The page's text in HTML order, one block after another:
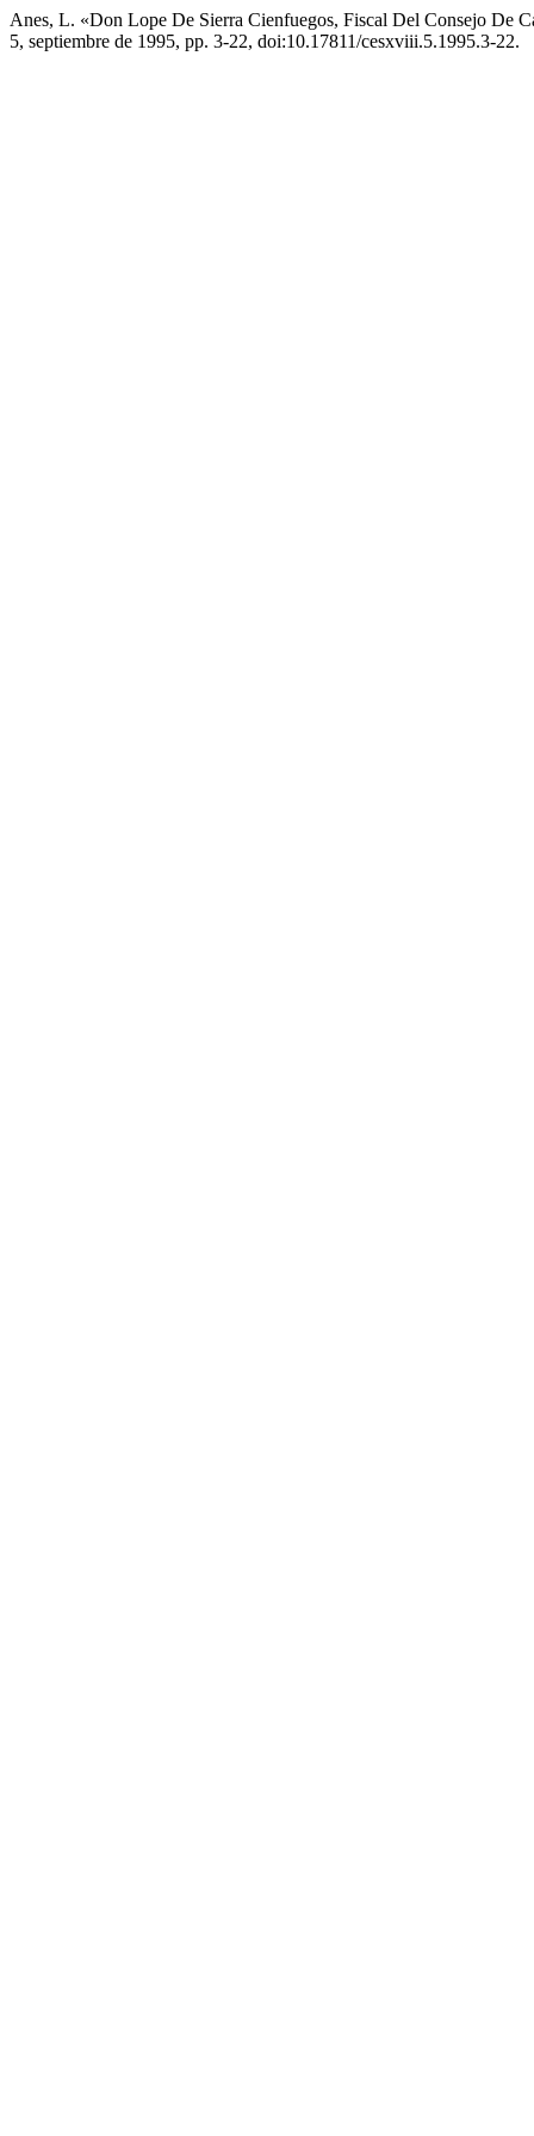
Anes, L. «Don Lope De Sierra Cienfuegos, Fiscal Del Consejo De
5, septiembre de 1995, pp. 3-22, doi:10.17811/cesxviii.5.1995.3-22.